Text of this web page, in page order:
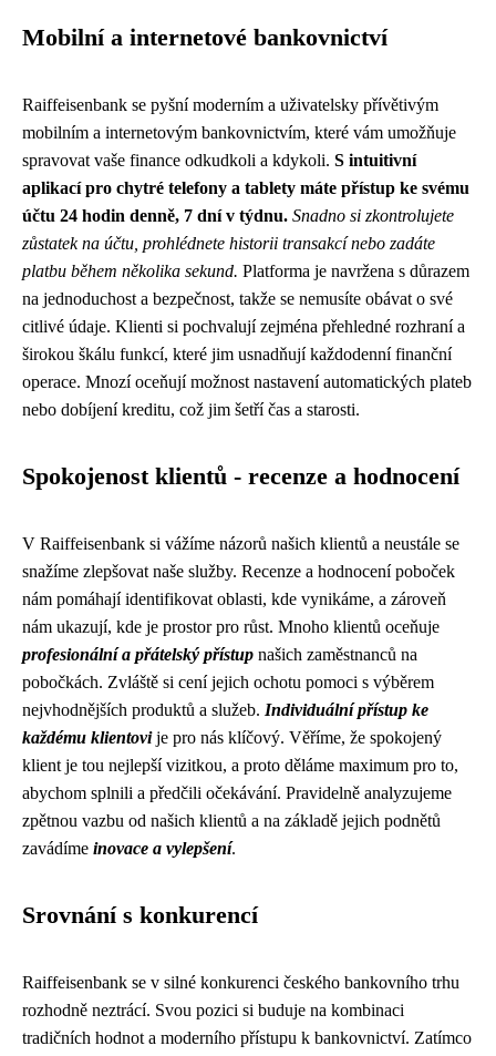
Mobilní a internetové bankovnictví
Raiffeisenbank se pyšní moderním a uživatelsky přívětivým
mobilním a internetovým bankovnictvím, které vám umožňuje
spravovat vaše finance odkudkoli a kdykoli. S intuitivní
aplikací pro chytré telefony a tablety máte přístup ke svému
účtu 24 hodin denně, 7 dní v týdnu. Snadno si zkontrolujete
zůstatek na účtu, prohlédnete historii transakcí nebo zadáte
platbu během několika sekund. Platforma je navržena s důrazem
na jednoduchost a bezpečnost, takže se nemusíte obávat o své
citlivé údaje. Klienti si pochvalují zejména přehledné rozhraní a
širokou škálu funkcí, které jim usnadňují každodenní finanční
operace. Mnozí oceňují možnost nastavení automatických plateb
nebo dobíjení kreditu, což jim šetří čas a starosti.
Spokojenost klientů - recenze a hodnocení
V Raiffeisenbank si vážíme názorů našich klientů a neustále se
snažíme zlepšovat naše služby. Recenze a hodnocení poboček
nám pomáhají identifikovat oblasti, kde vynikáme, a zároveň
nám ukazují, kde je prostor pro růst. Mnoho klientů oceňuje
profesionální a přátelský přístup našich zaměstnanců na
pobočkách. Zvláště si cení jejich ochotu pomoci s výběrem
nejvhodnějších produktů a služeb. Individuální přístup ke
každému klientovije pro nás klíčový. Věříme, že spokojený
klient je tou nejlepší vizitkou, a proto děláme maximum pro to,
abychom splnili a předčili očekávání. Pravidelně analyzujeme
zpětnou vazbu od našich klientů a na základě jejich podnětů
zavádíme inovace a vylepšení.
Srovnání s konkurencí
Raiffeisenbank se v silné konkurenci českého bankovního trhu
rozhodně neztrácí. Svou pozici si buduje na kombinaci
tradičních hodnot a moderního přístupu k bankovnictví. Zatímco